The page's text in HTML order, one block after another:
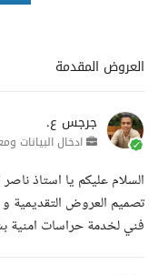
العروض المقدمة
جرجس ع.
ادخال البيانات
تصميم العروض التقديمية
فني لخدمة حراسات امنية